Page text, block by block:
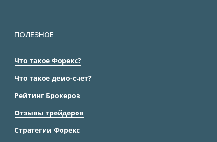
ПОЛЕЗНОЕ
Что такое Форекс?
Что такое демо-счет?
Рейтинг Брокеров
Отзывы трейдеров
Стратегии Форекс